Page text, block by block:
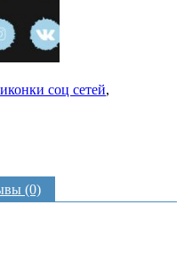
иконки соц сетей,
(0)